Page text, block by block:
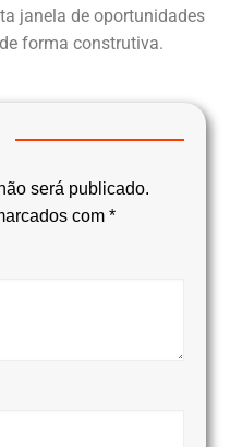
janela de oportunidades
forma construtiva.
será publicado.
com *